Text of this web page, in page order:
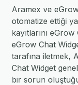
Aramex ve
otomatize ettiği
kayıtlarını
eGrow Chat
tarafına iletmek,
Chat Widget
bir sorun